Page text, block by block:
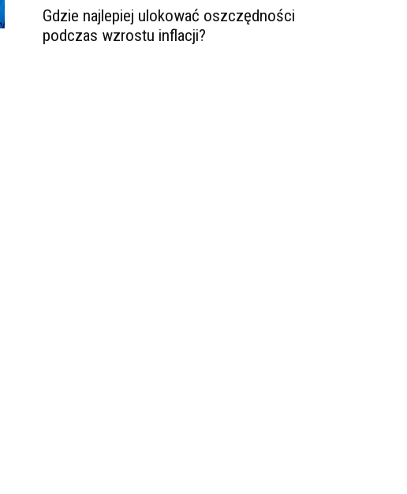
Gdzie najlepiej ulokować oszczędności
podczas wzrostu inflacji?